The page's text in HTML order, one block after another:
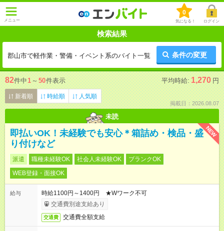
メニュー
0
気になる！ ログイン
検索結果
郡山市で軽作業・警備・イベント系のバイト一覧 条件の変更
82件中1 ～ 50件表示 平均時給: 1,270 円
新着順 時給順 人気順
掲載日：2026.08.07
未読
NEW
即払いOK！未経験でも安心＊箱詰め・検品・盛
り付けなど
派遣 職種未経験OK 社会人未経験OK
ブランクOK
WEB登録・面接OK
給与
時給1100円～1400円 ★Wワーク不可
交通費別途支給あり
交通費 交通費全額支給